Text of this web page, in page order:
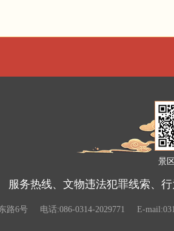
景
服务热线、文物违法犯罪线索、行
路6号 电话:086-0314-2029771 E-